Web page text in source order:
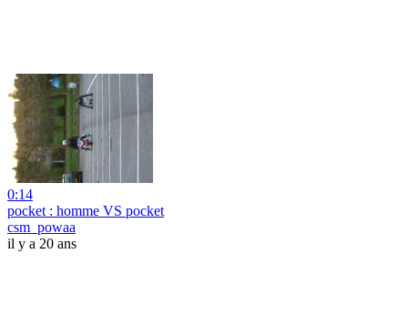
0:14
pocket : homme VS pocket
csm_powaa
il y a 20 ans